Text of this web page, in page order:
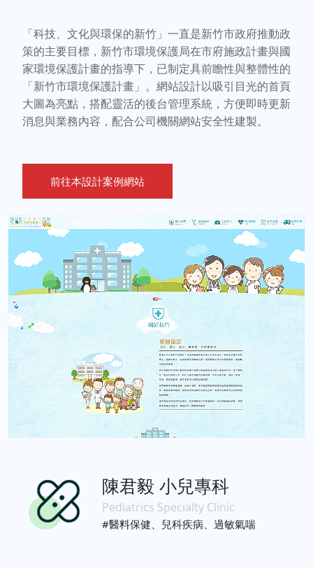
「科技、文化與環保的新竹」一直是新竹市政府推動政
策的主要目標，新竹市環境保護局在市府施政計畫與國
家環境保護計畫的指導下，已制定具前瞻性與整體性的
「新竹市環境保護計畫」。網站設計以吸引目光的首頁
大圖為亮點，搭配靈活的後台管理系統，方便即時更新
消息與業務內容，配合公司機關網站安全性建製。
前往本設計案例網站
陳君毅 小兒專科
Pediatrics Specialty Clinic
#醫料保健、兒科疾病、過敏氣喘